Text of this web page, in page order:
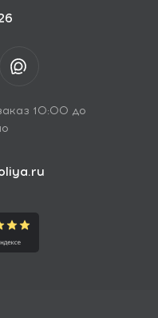
10:00 до